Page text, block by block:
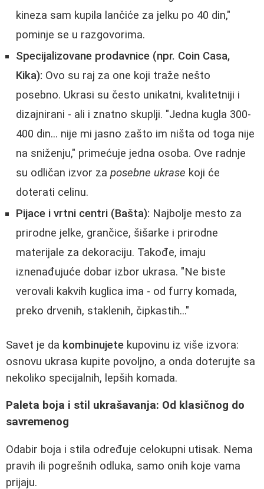
kineza sam kupila lančiće za jelku po 40 din,"
pominje se u razgovorima.
Specijalizovane prodavnice (npr. Coin Casa,
Kika): Ovo su raj za one koji traže nešto
posebno. Ukrasi su često unikatni, kvalitetniji i
dizajnirani - ali i znatno skuplji. "Jedna kugla 300-
400 din... nije mi jasno zašto im ništa od toga nije
na sniženju," primećuje jedna osoba. Ove radnje
su odličan izvor za posebne ukrase koji će
doterati celinu.
Pijace i vrtni centri (Bašta): Najbolje mesto za
prirodne jelke, grančice, šišarke i prirodne
materijale za dekoraciju. Takođe, imaju
iznenađujuće dobar izbor ukrasa. "Ne biste
verovali kakvih kuglica ima - od furry komada,
preko drvenih, staklenih, čipkastih..."
Savet je da kombinujete kupovinu iz više izvora:
osnovu ukrasa kupite povoljno, a onda doterujte sa
nekoliko specijalnih, lepših komada.
Paleta boja i stil ukrašavanja: Od klasičnog do
savremenog
Odabir boja i stila određuje celokupni utisak. Nema
pravih ili pogrešnih odluka, samo onih koje vama
prijaju.